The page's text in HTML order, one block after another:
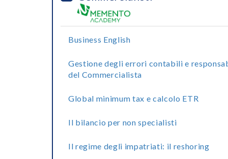
Business English
Gestione degli errori contabili e
del Commercialista
Global minimum tax e calcolo ETR
Il bilancio per non specialisti
Il regime degli impatriati: il reshoring